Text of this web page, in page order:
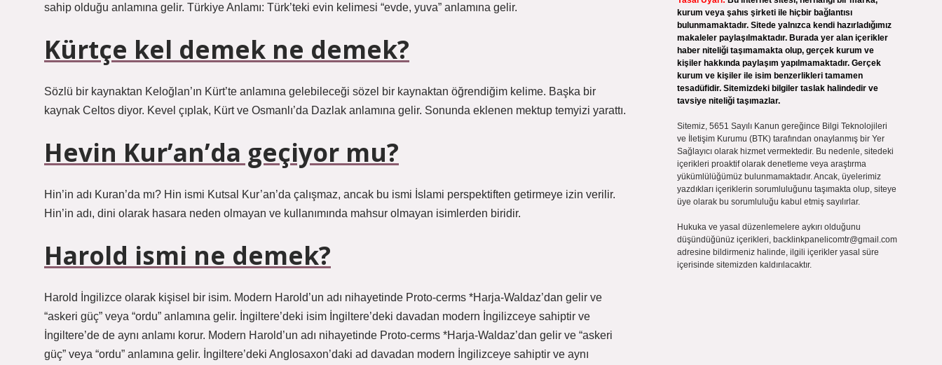
sahip olduğu anlamına gelir. Türkiye Anlamı: Türk’teki evin kelimesi “evde, yuva” anlamına gelir.
Kürtçe kel demek ne demek?
Sözlü bir kaynaktan Keloğlan’ın Kürt’te anlamına gelebileceği sözel bir kaynaktan öğrendiğim kelime. Başka bir
kaynak Celtos diyor. Kevel çıplak, Kürt ve Osmanlı’da Dazlak anlamına gelir. Sonunda eklenen mektup temyizi yarattı.
Hevin Kur’an’da geçiyor mu?
Hin’in adı Kuran’da mı? Hin ismi Kutsal Kur’an’da çalışmaz, ancak bu ismi İslami perspektiften getirmeye izin verilir.
Hin’in adı, dini olarak hasara neden olmayan ve kullanımında mahsur olmayan isimlerden biridir.
Harold ismi ne demek?
Harold İngilizce olarak kişisel bir isim. Modern Harold’un adı nihayetinde Proto-cerms *Harja-Waldaz’dan gelir ve
“askeri güç” veya “ordu” anlamına gelir. İngiltere’deki isim İngiltere’deki davadan modern İngilizceye sahiptir ve
İngiltere’de de aynı anlamı korur. Modern Harold’un adı nihayetinde Proto-cerms *Harja-Waldaz’dan gelir ve “askeri
güç” veya “ordu” anlamına gelir. İngiltere’deki Anglosaxon’daki ad davadan modern İngilizceye sahiptir ve aynı
kurum veya şahıs şirketi ile hiçbir bağlantısı
bulunmamaktadır. Sitede yalnızca kendi hazırladığımız
makaleler paylaşılmaktadır. Burada yer alan içerikler
haber niteliği taşımamakta olup, gerçek kurum ve
kişiler hakkında paylaşım yapılmamaktadır. Gerçek
kurum ve kişiler ile isim benzerlikleri tamamen
tesadüfidir. Sitemizdeki bilgiler taslak halindedir ve
tavsiye niteliği taşımazlar.
Sitemiz, 5651 Sayılı Kanun gereğince Bilgi Teknolojileri
ve İletişim Kurumu (BTK) tarafından onaylanmış bir Yer
Sağlayıcı olarak hizmet vermektedir. Bu nedenle, sitedeki
içerikleri proaktif olarak denetleme veya araştırma
yükümlülüğümüz bulunmamaktadır. Ancak, üyelerimiz
yazdıkları içeriklerin sorumluluğunu taşımakta olup, siteye
üye olarak bu sorumluluğu kabul etmiş sayılırlar.
Hukuka ve yasal düzenlemelere aykırı olduğunu
düşündüğünüz içerikleri, backlinkpanelicomtr@gmail.com
adresine bildirmeniz halinde, ilgili içerikler yasal süre
içerisinde sitemizden kaldırılacaktır.